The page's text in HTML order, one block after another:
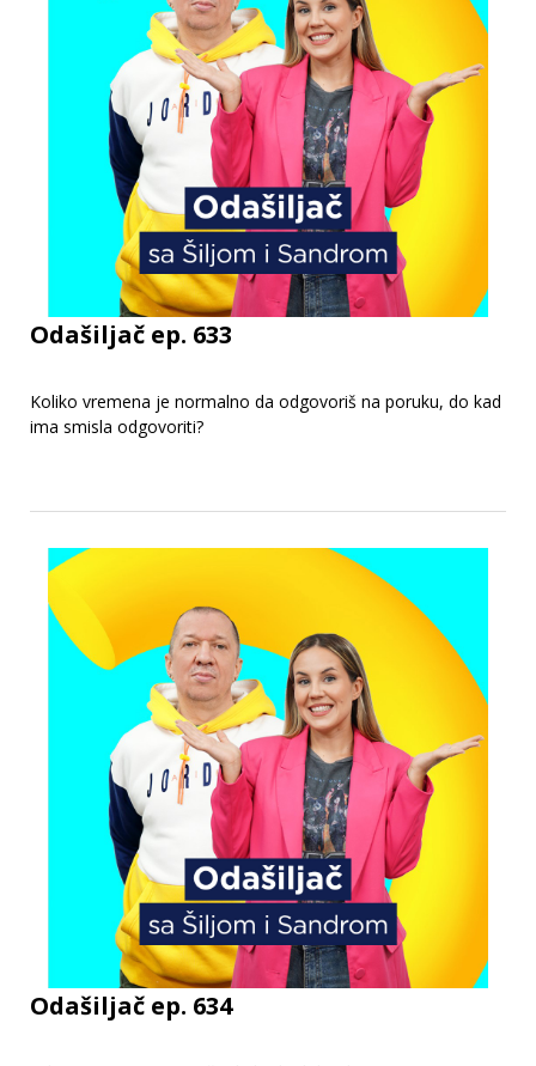
Odašiljač ep. 633
Koliko vremena je normalno da odgovoriš na poruku, do kad
ima smisla odgovoriti?
Odašiljač ep. 634